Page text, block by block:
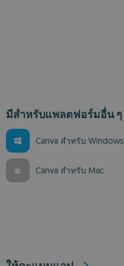
มีสำหรับแพลตฟอร์มอื่น ๆ
Canva สำหรับ Windows
Canva สำหรับ Mac